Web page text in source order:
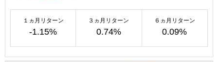
１ヵ月リターン
-1.15%
３ヵ月リターン
0.74%
６ヵ月リターン
0.09%